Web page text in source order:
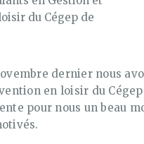
À
dernier nous
en loisir du
pour nous un beau